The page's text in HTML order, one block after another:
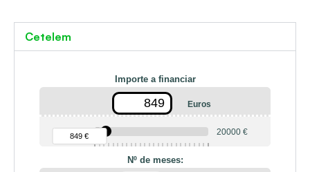
Cetelem
Importe a financiar
Euros
90 €
849 € 20000 €
Nº de meses: